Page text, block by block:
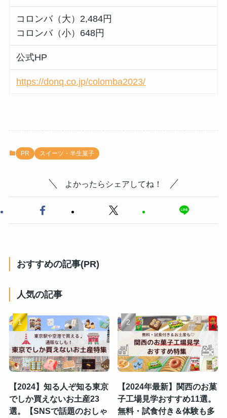
コロンバ（大）2,484円
コロンバ（小）648円
公式HP
https://donq.co.jp/colomba2023/
PR スイーツ・半生菓子
よかったらシェアしてね！
おすすめの記事(PR)
人気の記事
【2024】知る人ぞ知る東京
でしか買えないお土産23
選。【SNSで話題のおしゃ
【2024年最新】関西のお菓
子工場見学おすすめ11選。
無料・試食付き＆体験も多